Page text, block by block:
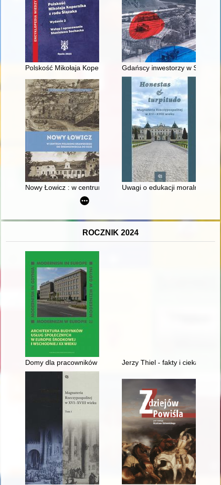
Polskość Mikołaja Kopernika z rodu Ślązaka
Gdańscy inwestorzy w
Nowy Łowicz : w centrum poligonu drawskiego od
Uwagi o edukacji moralnej
ROCZNIK 2024
Domy dla pracowników Polskich Kolei Państwowych w
Jerzy Thiel - fakty i